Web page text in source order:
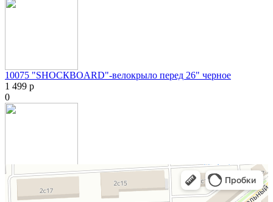
10075 "SHOCКBOARD"-велокрыло перед 26" черное
1 499 р
0
10076 "X-TRA-DRY" велокрыло заднее черное